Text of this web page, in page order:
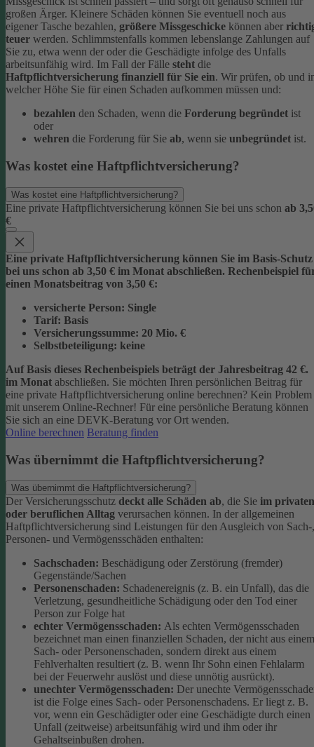
großen Ärger. Kleinere Schäden können Sie eventuell noch aus
eigener Tasche bezahlen, größere Missgeschicke können aber
teuer werden. Schlimmstenfalls kommen lebenslange Zahlungen auf
Sie zu, etwa wenn der oder die Geschädigte infolge des Unfalls
arbeitsunfähig wird. Im Fall der Fälle steht die
Haftpflichtversicherung finanziell für Sie ein. Wir prüfen, ob und
welcher Höhe Sie für einen Schaden aufkommen müssen und:
bezahlen den Schaden, wenn die Forderung begründet ist
oder
wehren die Forderung für Sie ab, wenn sie unbegründet ist.
Was kostet eine Haftpflichtversicherung?
Was kostet eine Haftpflichtversicherung?
Eine private Haftpflichtversicherung können Sie bei uns schon ab
€
Eine private Haftpflichtversicherung können Sie im Basis-Schutz
bei uns schon ab 3,50 € im Monat abschließen. Rechenbeispiel
einen Monatsbeitrag von 3,50 €:
versicherte Person: Single
Tarif: Basis
Versicherungssumme: 20 Mio. €
Selbstbeteiligung: keine
Auf Basis dieses Rechenbeispiels beträgt der Jahresbeitrag 42 €.
im Monat abschließen. Sie möchten Ihren persönlichen Beitrag für
eine private Haftpflichtversicherung online berechnen? Kein Problem
mit unserem Online-Rechner! Für eine persönliche Beratung können
Sie sich an eine DEVK-Beratung vor Ort wenden.
Online berechnen Beratung finden
Was übernimmt die Haftpflichtversicherung?
Was übernimmt die Haftpflichtversicherung?
Der Versicherungsschutz deckt alle Schäden ab, die Sie im privaten
oder beruflichen Alltag verursachen können. In der allgemeinen
Haftpflichtversicherung sind Leistungen für den Ausgleich von Sach-,
Personen- und Vermögensschäden enthalten:
Sachschaden: Beschädigung oder Zerstörung (fremder)
Gegenstände/Sachen
Personenschaden: Schadenereignis (z. B. ein Unfall), das die
Verletzung, gesundheitliche Schädigung oder den Tod einer
Person zur Folge hat
echter Vermögensschaden: Als echten Vermögensschaden
bezeichnet man einen finanziellen Schaden, der nicht aus einem
Sach- oder Personenschaden, sondern direkt aus einem
Fehlverhalten resultiert (z. B. wenn Ihr Sohn einen Fehlalarm
bei der Feuerwehr auslöst und diese unnötig ausrückt).
unechter Vermögensschaden: Der unechte
ist die Folge eines Sach- oder Personenschadens. Er liegt z. B.
vor, wenn ein Geschädigter oder eine Geschädigte durch einen
Unfall (zeitweise) arbeitsunfähig wird und ihm oder ihr
Gehaltseinbußen drohen.